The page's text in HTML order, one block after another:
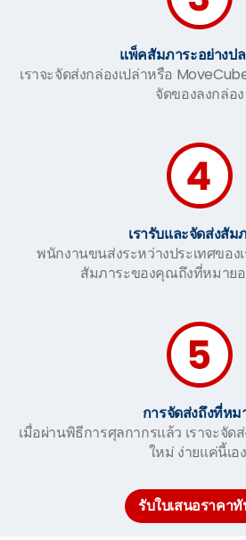
แพ็คสัมภาระอย่างป
เราจะจัดส่งกล่องเปล่าหรือ
จัดของลงกล่อง
เรารับและจัดส่งสัม
พนักงานขนส่งระหว่างประเทศของ
สัมภาระของคุณถึงที่หมาย
การจัดส่งถึงที่หม
เมื่อผ่านพิธีการศุลกากรแล้ว เราจะจั
ใหม่ ง่ายแค่นี้เอ
รับใบเสนอราคา